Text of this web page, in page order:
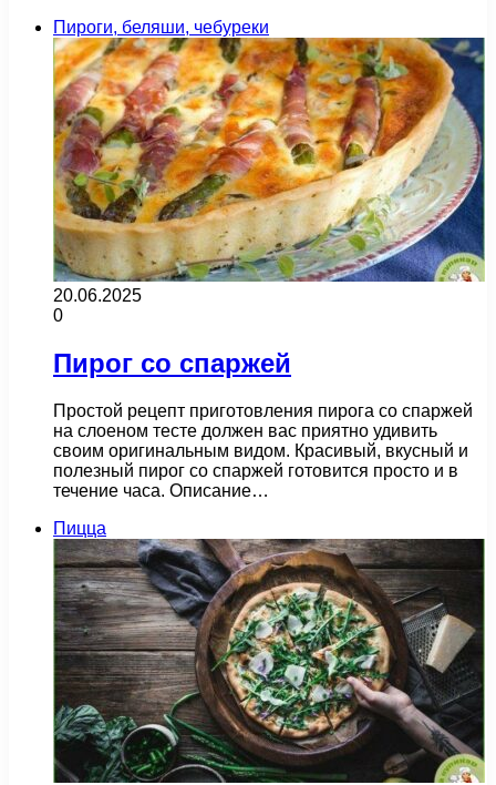
Пироги, беляши, чебуреки
20.06.2025
0
Пирог со спаржей
Простой рецепт приготовления пирога со спаржей
на слоеном тесте должен вас приятно удивить
своим оригинальным видом. Красивый, вкусный и
полезный пирог со спаржей готовится просто и в
течение часа. Описание…
Пицца